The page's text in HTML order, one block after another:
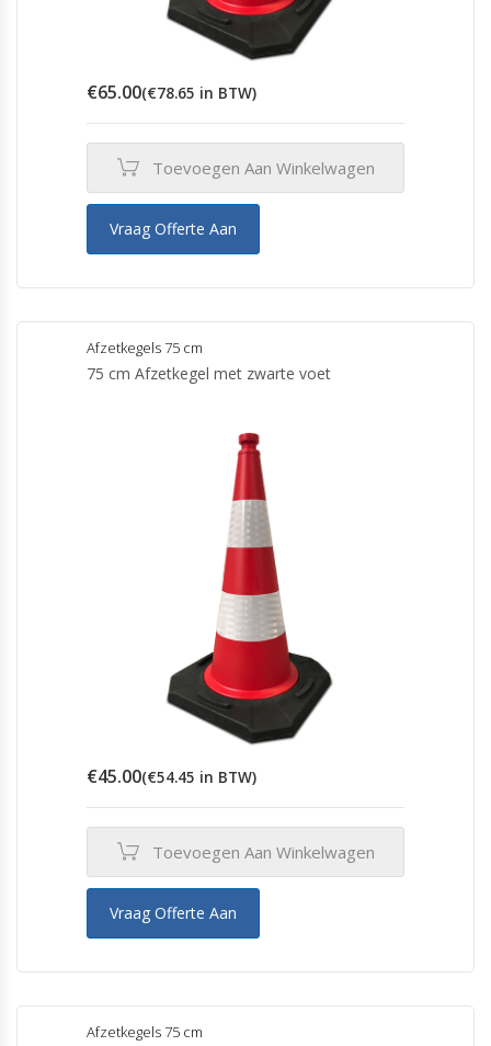
€65.00(€78.65 in BTW)
Toevoegen Aan Winkelwagen
Vraag Offerte Aan
Afzetkegels 75 cm
75 cm Afzetkegel met zwarte voet
€45.00(€54.45 in BTW)
Toevoegen Aan Winkelwagen
Vraag Offerte Aan
Afzetkegels 75 cm